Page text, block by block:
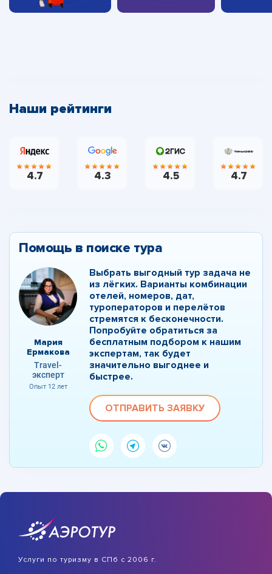
Наши рейтинги
4.7 4.3 4.5 4.7
Помощь в поиске тура
Мария
Ермакова
Travel-
эксперт
Опыт 12 лет
Выбрать выгодный тур задача не
из лёгких. Варианты комбинации
отелей, номеров, дат,
туроператоров и перелётов
стремятся к бесконечности.
Попробуйте обратиться за
бесплатным подбором к нашим
экспертам, так будет
значительно выгоднее и
быстрее.
ОТПРАВИТЬ ЗАЯВКУ
Услуги по туризму в СПб с 2006 г.